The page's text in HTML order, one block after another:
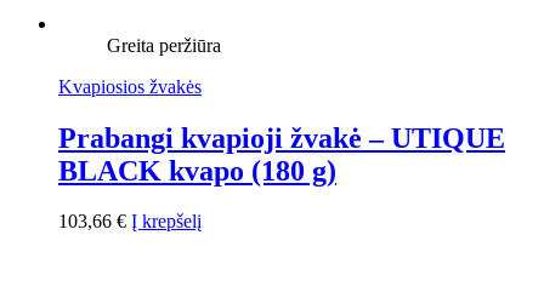
Greita peržiūra
Kvapiosios žvakės
Prabangi kvapioji žvakė – UTIQUE
BLACK kvapo (180 g)
103,66 € Į krepšelį